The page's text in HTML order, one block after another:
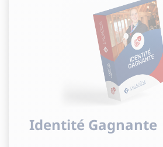
Identité Gagnante